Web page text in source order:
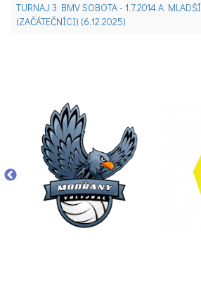
TURNAJ 3 BMV SOBOTA - 1.7.2014 A MLADŠÍ
(ZAČÁTEČNÍCI) (6.12.2025)